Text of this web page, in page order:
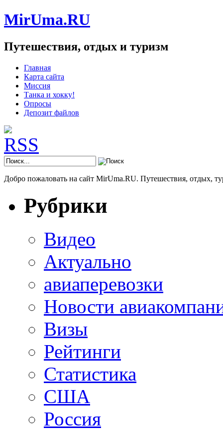
MirUma.RU
Путешествия, отдых и туризм
Главная
Карта сайта
Миссия
Танка и хокку!
Опросы
Депозит файлов
Добро пожаловать на сайт MirUma.RU. Путешествия, отдых,
Рубрики
Видео
Актуально
авиаперевозки
Новости
Визы
Рейтинги
Статистика
США
Россия